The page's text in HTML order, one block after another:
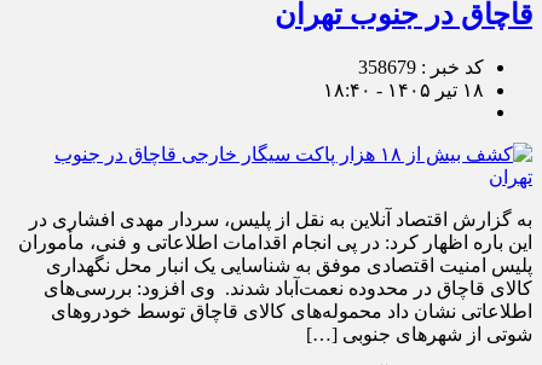
قاچاق در جنوب تهران
کد خبر : 358679
۱۸ تیر ۱۴۰۵ - ۱۸:۴۰
به گزارش اقتصاد آنلاین به نقل از پلیس، سردار مهدی افشاری در
این باره اظهار کرد: در پی انجام اقدامات اطلاعاتی و فنی، مأموران
پلیس امنیت اقتصادی موفق به شناسایی یک انبار محل نگهداری
کالای قاچاق در محدوده نعمت‌آباد شدند. وی افزود: بررسی‌های
اطلاعاتی نشان داد محموله‌های کالای قاچاق توسط خودروهای
شوتی از شهرهای جنوبی […]